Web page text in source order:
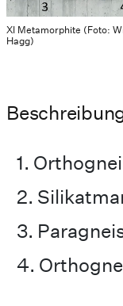
XI Metamorphite (Foto:
Hagg)
1.
2.
3.
4.